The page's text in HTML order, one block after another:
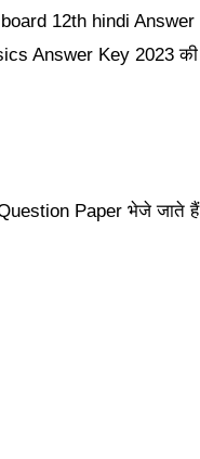
12th hindi Answer
Answer Key 2023 की
जो Question Paper भेजे